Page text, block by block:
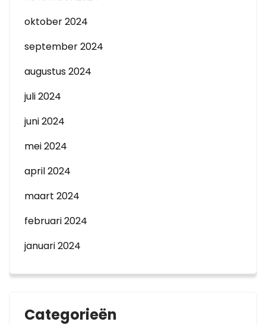
oktober 2024
september 2024
augustus 2024
juli 2024
juni 2024
mei 2024
april 2024
maart 2024
februari 2024
januari 2024
Categorieën